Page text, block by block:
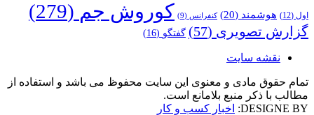
اول (12) هوشمند (20) کنفرانس (9) کوروش جم (279)
گزارش تصویری (57) گفتگو (16)
نقشه سایت
تمام حقوق مادی و معنوی این سایت محفوظ می باشد و استفاده از
مطالب با ذکر منبع بلامانع است.
DESIGNE BY:
اخبار کسب و کار